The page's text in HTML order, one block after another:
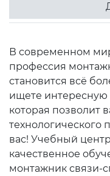
В современном
профессия
становится всё
ищете интересную
которая позволит
технологического
вас! Учебный
качественное
монтажник связи-